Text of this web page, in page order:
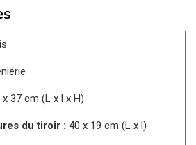
x 37 cm (L x l x H)
du tiroir : 40 x 19 cm (L x l)